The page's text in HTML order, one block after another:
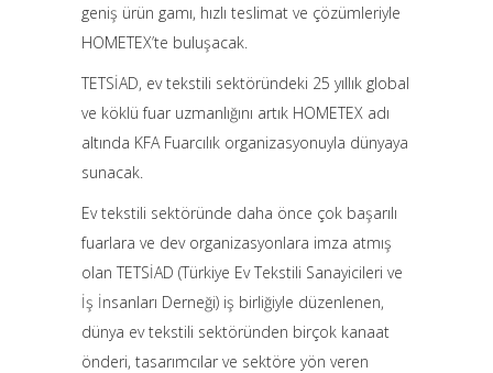
geniş ürün gamı, hızlı teslimat ve çözümleriyle
HOMETEX’te buluşacak.
TETSİAD, ev tekstili sektöründeki 25 yıllık global
ve köklü fuar uzmanlığını artık HOMETEX adı
altında KFA Fuarcılık organizasyonuyla dünyaya
sunacak.
Ev tekstili sektöründe daha önce çok başarılı
fuarlara ve dev organizasyonlara imza atmış
olan TETSİAD (Türkiye Ev Tekstili Sanayicileri ve
İş İnsanları Derneği) iş birliğiyle düzenlenen,
dünya ev tekstili sektöründen birçok kanaat
önderi, tasarımcılar ve sektöre yön veren